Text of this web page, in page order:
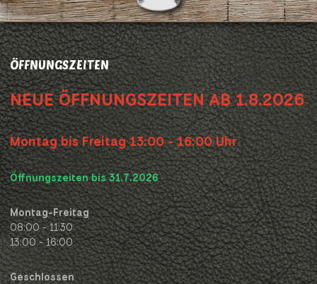
ÖFFNUNGSZEITEN
NEUE ÖFFNUNGSZEITEN AB 1.8.2026
Montag bis Freitag 13:00 - 16:00 Uhr
Öffnungszeiten bis 31.7.2026
Montag-Freitag
08:00 - 11:30
13:00 - 16:00
Geschlossen